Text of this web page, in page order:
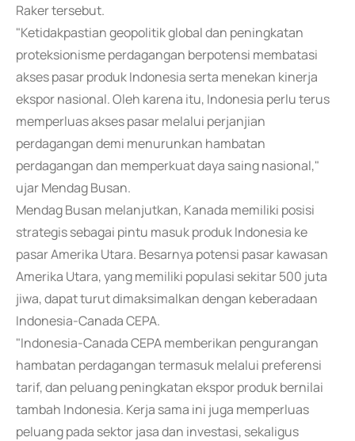
Raker tersebut.
"Ketidakpastian geopolitik global dan peningkatan
proteksionisme perdagangan berpotensi membatasi
akses pasar produk Indonesia serta menekan kinerja
ekspor nasional. Oleh karena itu, Indonesia perlu terus
memperluas akses pasar melalui perjanjian
perdagangan demi menurunkan hambatan
perdagangan dan memperkuat daya saing nasional,"
ujar Mendag Busan.
Mendag Busan melanjutkan, Kanada memiliki posisi
strategis sebagai pintu masuk produk Indonesia ke
pasar Amerika Utara. Besarnya potensi pasar kawasan
Amerika Utara, yang memiliki populasi sekitar 500 juta
jiwa, dapat turut dimaksimalkan dengan keberadaan
Indonesia-Canada CEPA.
"Indonesia-Canada CEPA memberikan pengurangan
hambatan perdagangan termasuk melalui preferensi
tarif, dan peluang peningkatan ekspor produk bernilai
tambah Indonesia. Kerja sama ini juga memperluas
peluang pada sektor jasa dan investasi, sekaligus